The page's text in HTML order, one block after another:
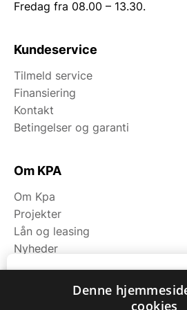
Fredag fra 08.00 – 13.30.
Kundeservice
Tilmeld service
Finansiering
Kontakt
Betingelser og garanti
Om KPA
Om Kpa
Projekter
Lån og leasing
Nyheder
Bliv ringet op
Denne
cookies